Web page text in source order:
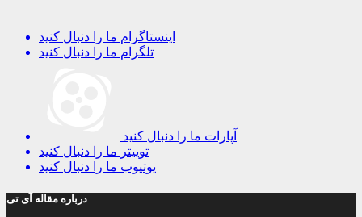
اینستاگرام ما را دنبال کنید
تلگرام ما را دنبال کنید
آپارات ما را دنبال کنید
توییتر ما را دنبال کنید
یوتیوب ما را دنبال کنید
درباره مقاله آی تی